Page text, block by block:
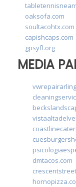
oaksofa.com
soultacohtx.com
capishcaps.com
gpsyfl.org
MEDIA
dmtacos.com